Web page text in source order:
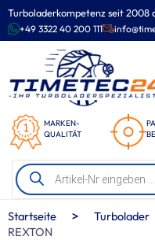
Turboladerkompetenz seit 2008
+49 3322 40 200 111
MARKEN-
QUALITÄT
Products
search
Zum
Inhalt
springen
Startseite > Turbolader
REXTON